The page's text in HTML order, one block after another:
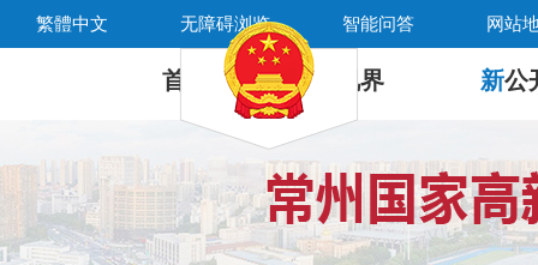
繁體中文 无障碍浏览 智能问答 网站
首 页 新 视界 新公